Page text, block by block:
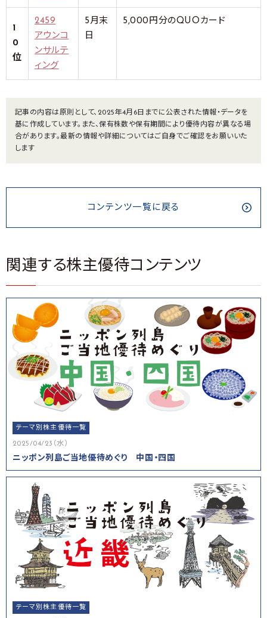
1
0
位
2459
アウンコ
ンサルテ
ィング
5月末
日
5,000円分のQUOカード
記事の内容は原則として、2025年4月6日までに公表された情報・データを
基に作成しています。また、保有株数や保有期間により優待内容が異なる場
合があります。最新の情報や詳細についてはご自身でご確認をお願いいた
します
コンテンツ一覧に戻る
関連する株主優待コンテンツ
テーマ別株主優待一覧
2025/04/23（水）
ニッポン列島ご当地優待めぐり 中国・四国
テーマ別株主優待一覧